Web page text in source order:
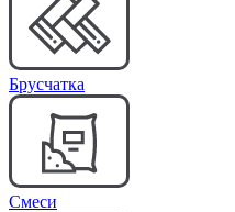
Брусчатка
Cмеси